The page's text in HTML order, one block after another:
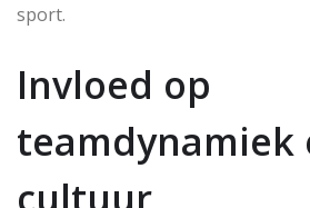
sport.
Invloed op
teamdynamiek